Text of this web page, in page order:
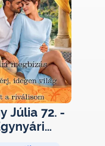
Júlia 72. -